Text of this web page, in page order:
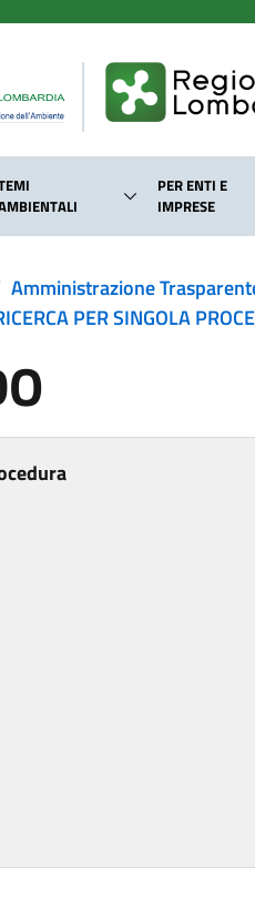
PER ENTI E
IMPRESE
Amministrazione
PER SINGOLA